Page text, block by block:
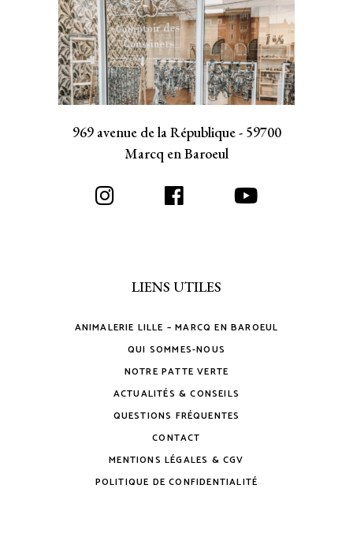
969 avenue de la République - 59700
Marcq en Baroeul
LIENS UTILES
ANIMALERIE LILLE – MARCQ EN BAROEUL
QUI SOMMES-NOUS
NOTRE PATTE VERTE
ACTUALITÉS & CONSEILS
QUESTIONS FRÉQUENTES
CONTACT
MENTIONS LÉGALES & CGV
POLITIQUE DE CONFIDENTIALITÉ